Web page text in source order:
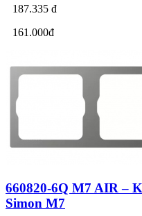
187.335 đ
161.000đ
660820-6Q M7 AIR –
Simon M7